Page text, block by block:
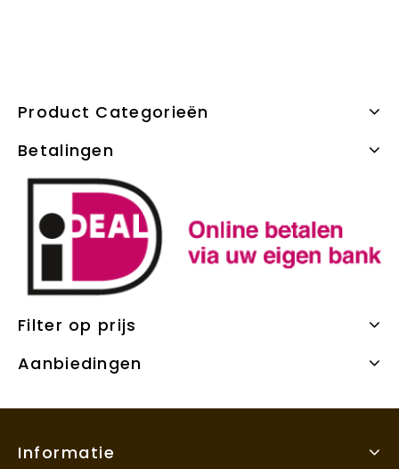
Product Categorieën
Betalingen
Filter op prijs
Aanbiedingen
Informatie